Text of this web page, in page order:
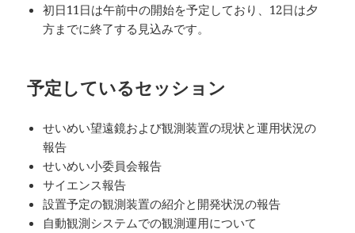
初日11日は午前中の開始を予定しており、12日は夕
方までに終了する見込みです。
予定しているセッション
せいめい望遠鏡および観測装置の現状と運用状況の
報告
せいめい小委員会報告
サイエンス報告
設置予定の観測装置の紹介と開発状況の報告
自動観測システムでの観測運用について